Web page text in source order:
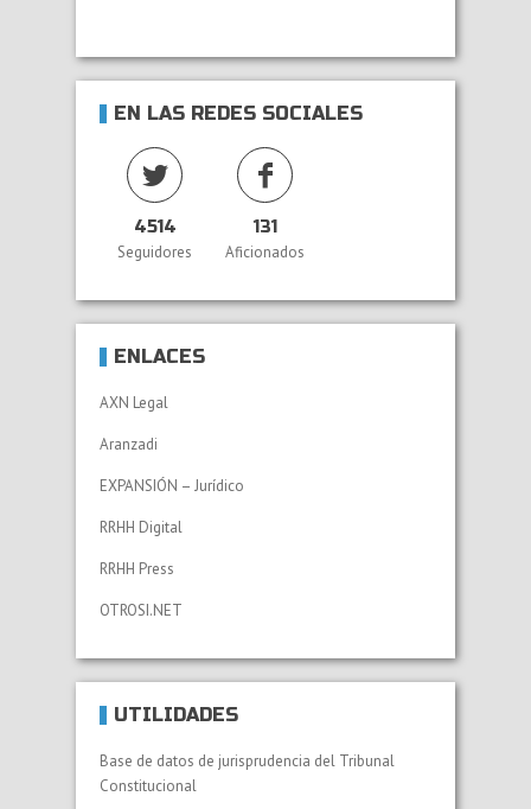
EN LAS REDES SOCIALES
4514
Seguidores
131
Aficionados
ENLACES
AXN Legal
Aranzadi
EXPANSIÓN – Jurídico
RRHH Digital
RRHH Press
OTROSI.NET
UTILIDADES
Base de datos de jurisprudencia del Tribunal
Constitucional